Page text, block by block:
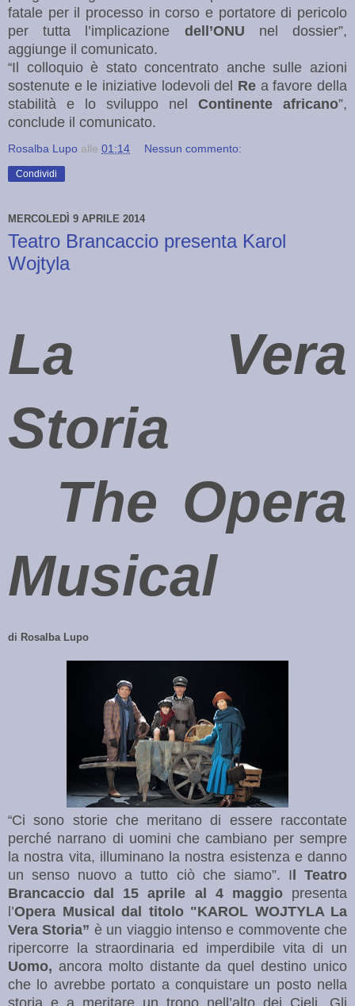
fatale per il processo in corso e portatore di pericolo
per tutta l’implicazione dell’ONU nel dossier”,
aggiunge il comunicato.
“Il colloquio è stato concentrato anche sulle azioni
sostenute e le iniziative lodevoli del Re a favore della
stabilità e lo sviluppo nel Continente africano”,
conclude il comunicato.
Rosalba Lupo alle 01:14 Nessun commento:
Condividi
MERCOLEDÌ 9 APRILE 2014
Teatro Brancaccio presenta Karol
Wojtyla
La Vera
Storia
The Opera
Musical
di Rosalba Lupo
“Ci sono storie che meritano di essere raccontate
perché narrano di uomini che cambiano per sempre
la nostra vita, illuminano la nostra esistenza e danno
un senso nuovo a tutto ciò che siamo”. I l Teatro
Brancaccio dal 15 aprile al 4
maggiopresenta
l’Opera Musical dal titolo "KAROL WOJTYLA La
Vera Storia” è un viaggio intenso e commovente che
ripercorre la straordinaria ed imperdibile vita di un
Uomo, ancora molto distante da quel destino unico
che lo avrebbe portato a conquistare un posto nella